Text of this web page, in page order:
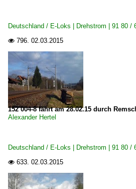
Deutschland / E-Loks | Drehstrom | 91 80
 796. 02.03.2015
152 004-8 fährt am 28.02.15 durch
Alexander Hertel
Deutschland / E-Loks | Drehstrom | 91 80
 633. 02.03.2015